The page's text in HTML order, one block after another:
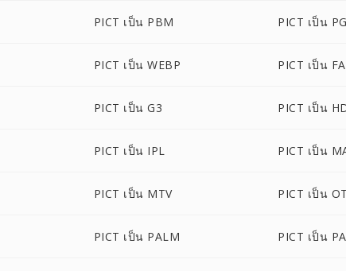
PICT เป็น PBM PICT เป็น
PICT เป็น WEBP PICT เป็น
PICT เป็น G3 PICT เป็น
PICT เป็น IPL PICT เป็น
PICT เป็น MTV PICT เป็น
PICT เป็น PALM PICT เป็น